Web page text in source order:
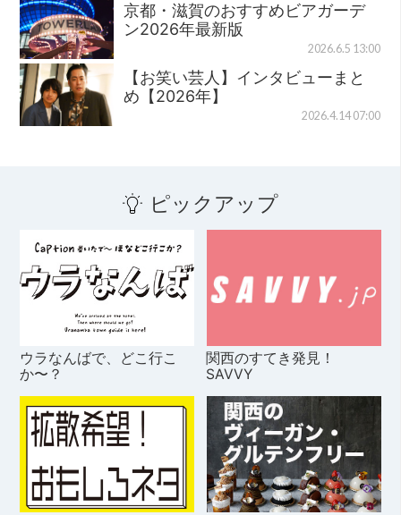
京都・滋賀のおすすめビアガーデ
ン2026年最新版
2026.6.5 13:00
【お笑い芸人】インタビューまと
め【2026年】
2026.4.14 07:00
ピックアップ
ウラなんばで、どこ行こ
か〜？
関西のすてき発見！
SAVVY